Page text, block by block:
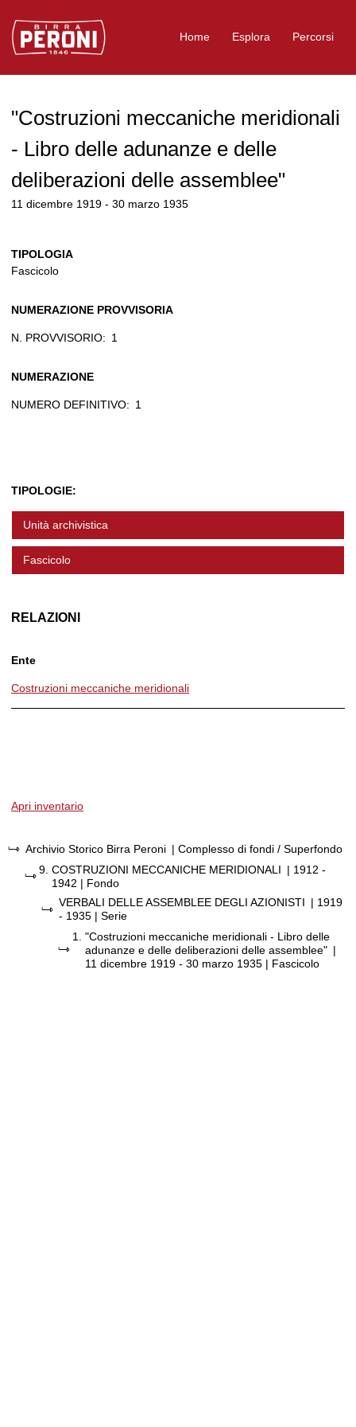
Logo Birra Peroni
Home Esplora Percorsi
"Costruzioni meccaniche meridionali
- Libro delle adunanze e delle
deliberazioni delle assemblee"
11 dicembre 1919 - 30 marzo 1935
TIPOLOGIA
Fascicolo
NUMERAZIONE PROVVISORIA
N. PROVVISORIO: 1
NUMERAZIONE
NUMERO DEFINITIVO: 1
TIPOLOGIE:
Unità archivistica
Fascicolo
RELAZIONI
Ente
Costruzioni meccaniche meridionali
Apri inventario
Archivio Storico Birra Peroni | Complesso di fondi / Superfondo
9. COSTRUZIONI MECCANICHE MERIDIONALI | 1912 -
1942 | Fondo
VERBALI DELLE ASSEMBLEE DEGLI AZIONISTI | 1919
- 1935 | Serie
1.
"Costruzioni meccaniche meridionali - Libro delle
adunanze e delle deliberazioni delle assemblee" |
11 dicembre 1919 - 30 marzo 1935 | Fascicolo